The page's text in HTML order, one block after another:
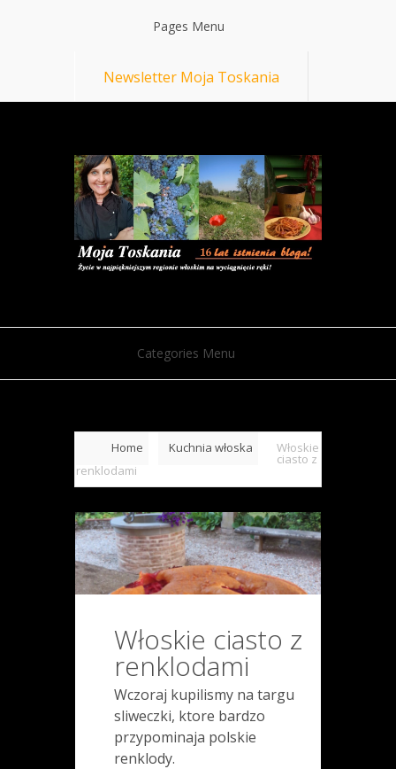
Pages Menu
Newsletter Moja Toskania
Categories Menu
Home Kuchnia włoska Włoskie
ciasto z
renklodami
Włoskie ciasto z
renklodami
Wczoraj kupilismy na targu
sliweczki, ktore bardzo
przypominaja polskie
renklody.